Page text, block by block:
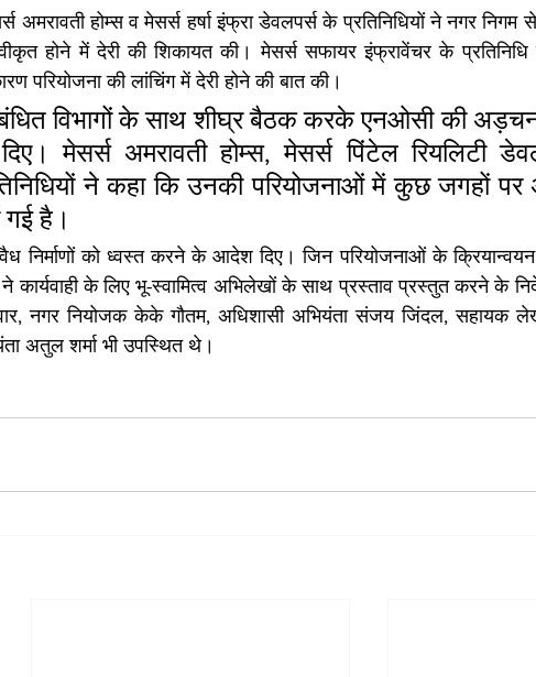
अमरावती होम्स व मेसर्स हर्षा इंफ्रा डेवलपर्स के प्रतिनिधियों ने नगर
होने में देरी की शिकायत की। मेसर्स सफायर इंफ्रावेंचर के प्रतिनिधि
परियोजना की लांचिंग में देरी होने की बात की।
विभागों के साथ शीघ्र बैठक करके एनओसी की
मेसर्स अमरावती होम्स, मेसर्स पिंटेल रियलिटी
ने कहा कि उनकी परियोजनाओं में कुछ जगहों
गई है।
निर्माणों को ध्वस्त करने के आदेश दिए। जिन परियोजनाओं के
कार्यवाही के लिए भू-स्वामित्व अभिलेखों के साथ प्रस्ताव प्रस्तुत करने के
नगर नियोजक केके गौतम, अधिशासी अभियंता संजय जिंदल, सहायक
अतुल शर्मा भी उपस्थित थे।